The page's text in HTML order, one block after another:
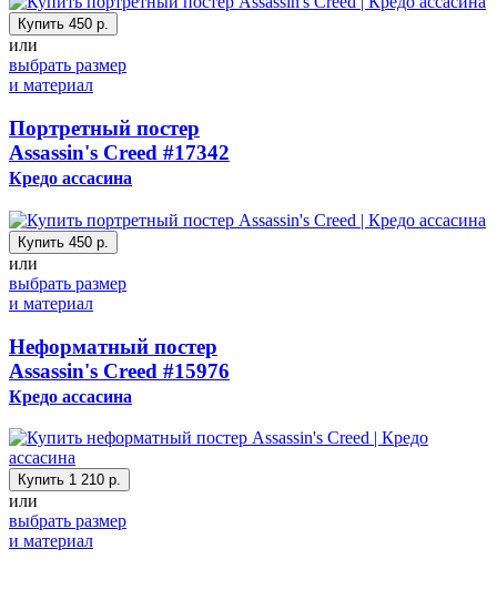
Купить 450 р.
или
выбрать размер
и материал
Портретный постер
Assassin's Creed #17342
Кредо ассасина
Купить 450 р.
или
выбрать размер
и материал
Неформатный постер
Assassin's Creed #15976
Кредо ассасина
Купить 1 210 р.
или
выбрать размер
и материал